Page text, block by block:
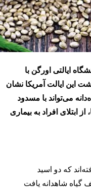
ایالتی اورگن با
این ایالت آمریکا نشان
می‌تواند با مسدود
ابتلای افراد به بیماری
که دو اسید
گیاه شاهدانه یافت